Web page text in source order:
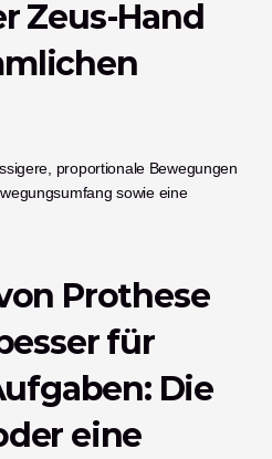
Zeus-Hand
proportionale Bewegungen
sowie eine
Prothese
für
Die
eine